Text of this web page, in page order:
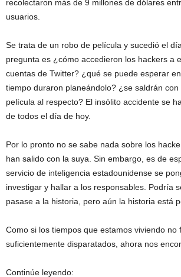
recolectaron más de 9 millones de dólares
usuarios.
Se trata de un robo de película y sucedió el
pregunta es ¿cómo accedieron los hackers a
cuentas de Twitter? ¿qué se puede esperar
tiempo duraron planeándolo? ¿se saldrán
película al respecto? El insólito accidente se
de todos el día de hoy.
Por lo pronto no se sabe nada sobre los
han salido con la suya. Sin embargo, es de
servicio de inteligencia estadounidense se
investigar y hallar a los responsables. Podría
pasase a la historia, pero aún la historia está
Como si los tiempos que estamos viviendo no
suficientemente disparatados, ahora nos
Continúe leyendo: